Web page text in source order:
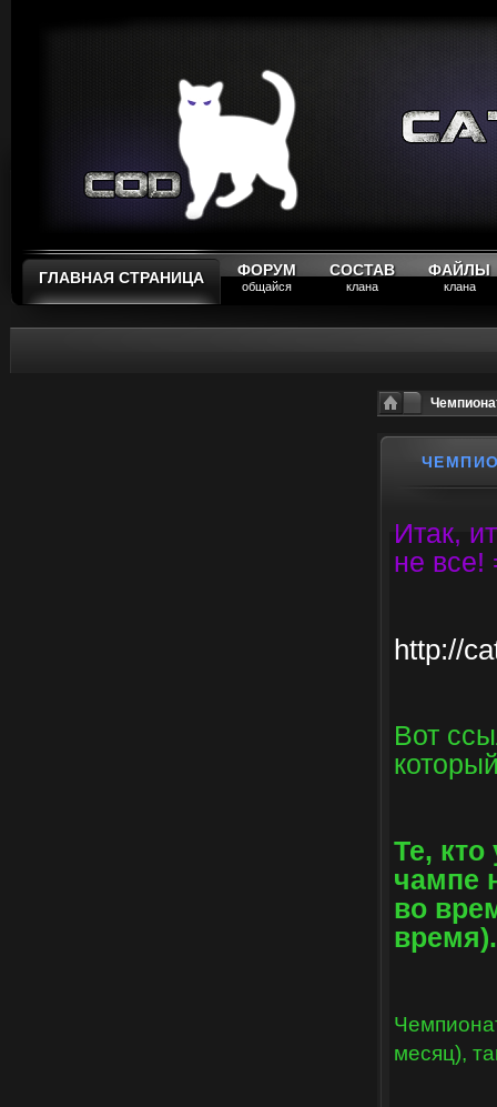
ГЛАВНАЯ СТРАНИЦА ФОРУМ
общайся
СОСТАВ
клана
ФАЙЛЫ
клана
Итак,
не все!
http://
Вот
Те,
чампе
во
время).
месяц),